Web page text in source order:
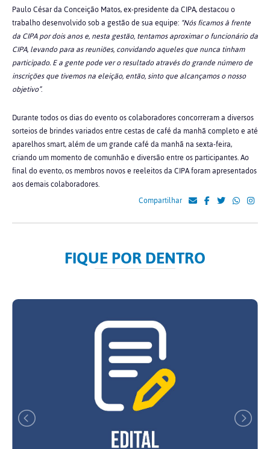
Paulo César da Conceição Matos, ex-presidente da CIPA, destacou o
trabalho desenvolvido sob a gestão de sua equipe: “Nós ficamos à frente
da CIPA por dois anos e, nesta gestão, tentamos aproximar o funcionário da
CIPA, levando para as reuniões, convidando aqueles que nunca tinham
participado. E a gente pode ver o resultado através do grande número de
inscrições que tivemos na eleição, então, sinto que alcançamos o nosso
objetivo”.
Durante todos os dias do evento os colaboradores concorreram a diversos
sorteios de brindes variados entre cestas de café da manhã completo e até
aparelhos smart, além de um grande café da manhã na sexta-feira,
criando um momento de comunhão e diversão entre os participantes. Ao
final do evento, os membros novos e reeleitos da CIPA foram apresentados
aos demais colaboradores.
Compartilhar
FIQUE POR DENTRO